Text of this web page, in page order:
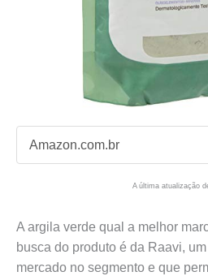
Amazon.com.br
A última atualização
A argila verde qual a melhor
busca do produto é da Raavi,
mercado no segmento e que